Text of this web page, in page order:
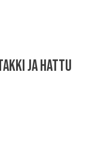
ja hattu